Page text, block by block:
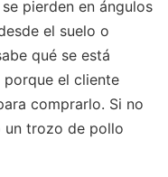
pierden en ángulos
el suelo o
qué se está
el cliente
comprarlo. Si no
un trozo de pollo